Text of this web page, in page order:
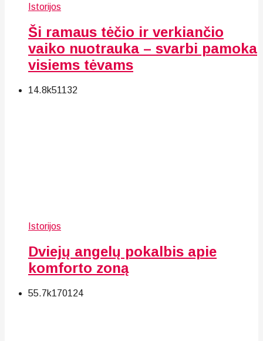
Istorijos
Ši ramaus tėčio ir verkiančio
vaiko nuotrauka – svarbi pamoka
visiems tėvams
14.8k51 132
Istorijos
Dviejų angelų pokalbis apie
komforto zoną
55.7k170124